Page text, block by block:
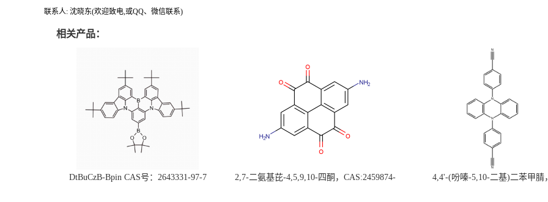
联系人: 沈晓东(欢迎致电,或QQ、微信联系)
相关产品：
DtBuCzB-Bpin CAS号：2643331-97-7
2,7-二氨基芘-4,5,9,10-四酮，CAS:2459874-
4,4'-(吩嗪-5,10-二基)二苯甲腈